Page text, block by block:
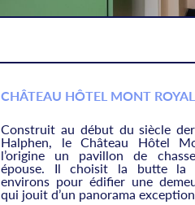
CHÂTEAU HÔTEL MONT
Construit au début du siècle
Halphen, le Château Hôtel
l’origine un pavillon de
épouse. Il choisit la butte la
environs pour édifier une
qui jouit d’un panorama